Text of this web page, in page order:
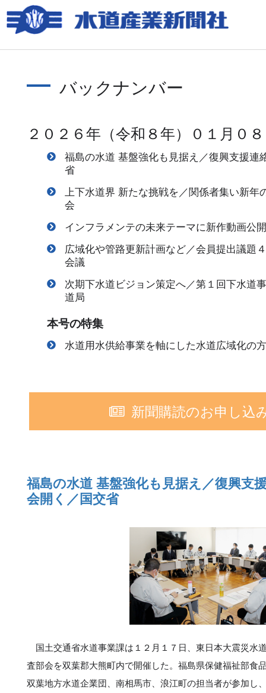
バックナンバー
２０２６年（令和８年）０１月０
福島の水道 基盤強化も見据え／復興支援連
省
上下水道界 新たな挑戦を／関係者集い新
会
インフラメンテの未来テーマに新作動画公
広域化や管路更新計画など／会員提出議題
会議
次期下水道ビジョン策定へ／第１回下水道
道局
本号の特集
水道用水供給事業を軸にした水道広域化の
新聞購読のお申し込
福島の水道 基盤強化も見据え／復興支
会開く／国交省
国土交通省水道事業課は１２月１７日、東日本大震災水
査部会を双葉郡大熊町内で開催した。福島県保健福祉部食
双葉地方水道企業団、南相馬市、浪江町の担当者が参加し